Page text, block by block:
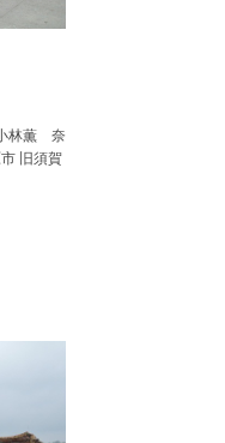
林薫 奈
旧須賀